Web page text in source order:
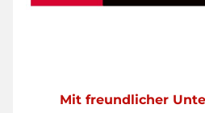
Mit freundlicher